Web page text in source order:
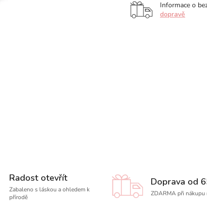
Informace o
dopravě
Radost otevřít
Zabaleno s láskou a ohledem k
přírodě
Doprava od
ZDARMA při nákupu